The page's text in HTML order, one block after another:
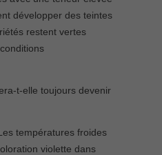
développer des teintes
restent vertes
t-elle toujours devenir
températures froides
violette dans